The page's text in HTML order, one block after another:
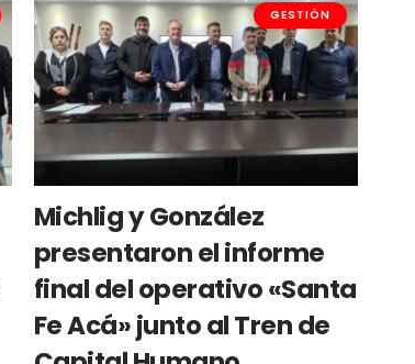
GESTIÓN
Michlig y González
presentaron el informe
final del operativo «Santa
Fe Acá» junto al Tren de